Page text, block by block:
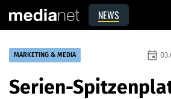
NEWS
MARKETING & MEDIA event
Serien-